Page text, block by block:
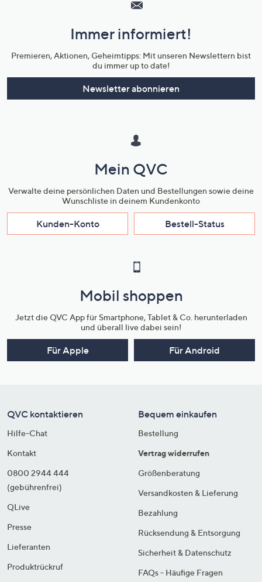
Unternehmensinformationen
Immer informiert!
Premieren, Aktionen, Geheimtipps: Mit unseren Newslettern bist
du immer up to date!
Newsletter abonnieren
Mein QVC
Verwalte deine persönlichen Daten und Bestellungen sowie deine
Wunschliste in deinem Kundenkonto
Kunden-Konto Bestell-Status
Mobil shoppen
Jetzt die QVC App für Smartphone, Tablet & Co. herunterladen
und überall live dabei sein!
Für Apple Für Android
QVC kontaktieren
Hilfe-Chat
Kontakt
0800 2944 444
(gebührenfrei)
QLive
Presse
Lieferanten
Produktrückruf
Bequem einkaufen
Bestellung
Vertrag widerrufen
Größenberatung
Versandkosten & Lieferung
Bezahlung
Rücksendung & Entsorgung
Sicherheit & Datenschutz
FAQs - Häufige Fragen